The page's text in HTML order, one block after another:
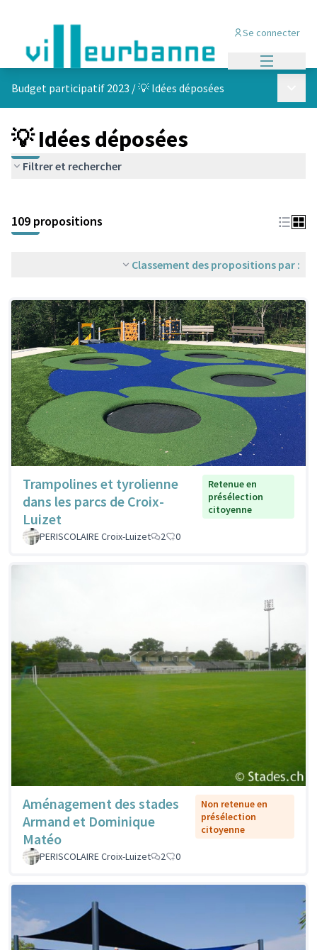
Se connecter
Budget participatif 2023 /💡 Idées déposées
💡 Idées déposées
Filtrer et rechercher
+
−
109 propositions
Classement des propositions par :
Trampolines et tyrolienne
dans les parcs de Croix-
Luizet
Retenue en
présélection
citoyenne
PERISCOLAIRE Croix-Luizet 2 0
Aménagement des stades
Armand et Dominique
Matéo
Non retenue en
présélection
citoyenne
PERISCOLAIRE Croix-Luizet 2 0